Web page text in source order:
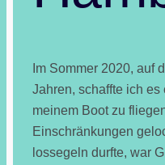
Im Sommer 2020, auf
Jahren, schaffte ich
meinem Boot zu
Einschränkungen
lossegeln durfte, war